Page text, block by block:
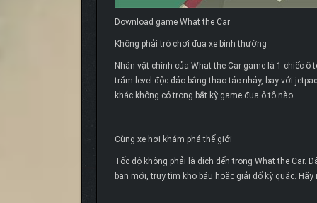
Download game What the Car
Không phải trò chơi đua xe bình thường
Nhân vật chính của What the Car game là 1 chiếc
trăm level độc đáo bằng thao tác nhảy, bay với
khác không có trong bất kỳ game đua ô tô nào.
Cùng xe hơi khám phá thế giới
Tốc độ không phải là đích đến trong What the Car.
bạn mới, truy tìm kho báu hoặc giải đố kỳ quặc.